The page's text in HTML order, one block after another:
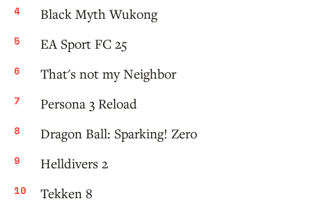
Black Myth Wukong
EA Sport FC 25
That's not my Neighbor
Persona 3 Reload
Dragon Ball: Sparking! Zero
Helldivers 2
Tekken 8